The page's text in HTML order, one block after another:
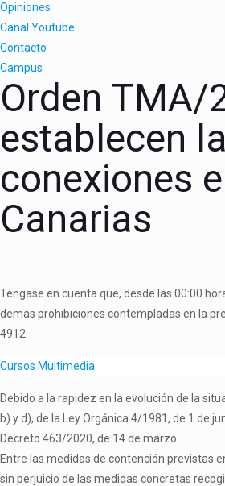
Opiniones
Canal Youtube
Contacto
Campus
Orden TMA/
establecen
conexiones
Canarias
Téngase en cuenta que, desde las 00:00
demás prohibiciones contempladas en la
4912
Cursos Multimedia
Debido a la rapidez en la evolución de la
b) y d), de la Ley Orgánica 4/1981, de 1 de
Decreto 463/2020, de 14 de marzo.
Entre las medidas de contención previstas
sin perjuicio de las medidas concretas